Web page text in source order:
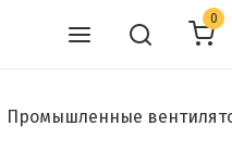
0
Промышленные